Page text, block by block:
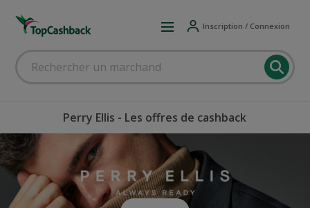
Inscription / Connexion
Perry Ellis - Les offres de cashback